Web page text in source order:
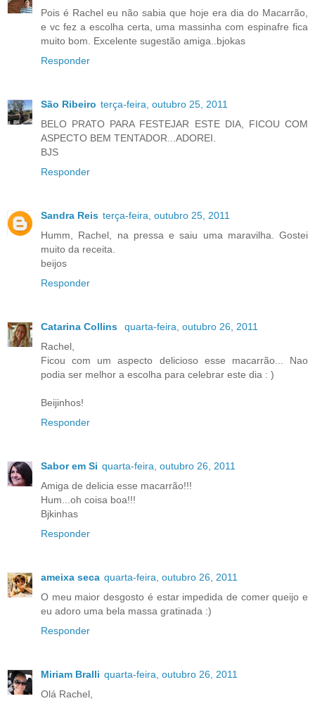
Pois é Rachel eu não sabia que hoje era dia do Macarrão,
e vc fez a escolha certa, uma massinha com espinafre fica
muito bom. Excelente sugestão amiga..bjokas
Responder
São Ribeiro terça-feira, outubro 25, 2011
BELO PRATO PARA FESTEJAR ESTE DIA, FICOU COM
ASPECTO BEM TENTADOR...ADOREI.
BJS
Responder
Sandra Reis terça-feira, outubro 25, 2011
Humm, Rachel, na pressa e saiu uma maravilha. Gostei
muito da receita.
beijos
Responder
Catarina Collins
quarta-feira, outubro 26, 2011
Rachel,
Ficou com um aspecto delicioso esse macarrão... Nao
podia ser melhor a escolha para celebrar este dia : )
Beijinhos!
Responder
Sabor em Si quarta-feira, outubro 26, 2011
Amiga de delicia esse macarrão!!!
Hum...oh coisa boa!!!
Bjkinhas
Responder
ameixa seca quarta-feira, outubro 26, 2011
O meu maior desgosto é estar impedida de comer queijo e
eu adoro uma bela massa gratinada :)
Responder
Miriam Bralli quarta-feira, outubro 26, 2011
Olá Rachel,